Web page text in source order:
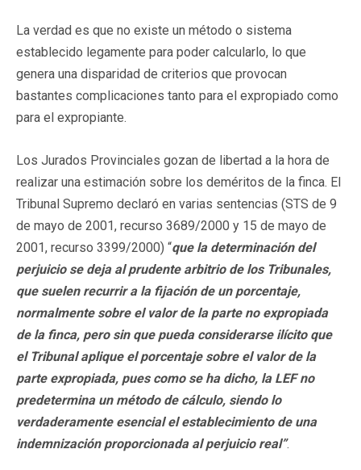
La verdad es que no existe un método o sistema
establecido legamente para poder calcularlo, lo que
genera una disparidad de criterios que provocan
bastantes complicaciones tanto para el expropiado como
para el expropiante.
Los Jurados Provinciales gozan de libertad a la hora de
realizar una estimación sobre los deméritos de la finca. El
Tribunal Supremo declaró en varias sentencias (STS de 9
de mayo de 2001, recurso 3689/2000 y 15 de mayo de
2001, recurso 3399/2000) “que la determinación del
perjuicio se deja al prudente arbitrio de los Tribunales,
que suelen recurrir a la fijación de un porcentaje,
normalmente sobre el valor de la parte no expropiada
de la finca, pero sin que pueda considerarse ilícito que
el Tribunal aplique el porcentaje sobre el valor de la
parte expropiada, pues como se ha dicho, la LEF no
predetermina un método de cálculo, siendo lo
verdaderamente esencial el establecimiento de una
indemnización proporcionada al perjuicio real”.